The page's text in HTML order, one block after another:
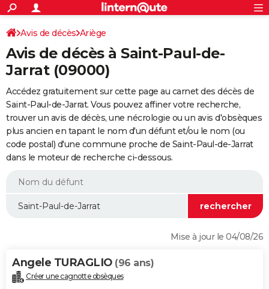
ACTUALITÉS
Politique
Société
Faits Divers
Education
Monde
Villes
+
SPORT
Coupe du monde 2026
Football
Tennis
Cyclisme
Rugby
Forum
FINANCE
Retraite
Impôts
Epargne
Immobilier
Risques naturels par ville
Banque
Assurance
Crédit
Essais
Réserver un essai
Citadines
Berlines
SUV
Forum auto
+
HIGH-TECH
Mobiles
Meilleur smartphone
Internet
Ordinateurs
Jeux vidéo
Guide high-tech
+
BRICOLAGE
Forum
Aménagement intérieur
Extérieur
Cuisine
Salle de bains
Jardinage
Rangement
WEEK-END
Guides de France
Escapades
Patrimoine
Expositions
Musées
Week-end nature
LIFESTYLE
Alimentation
Guide de la santé
Maladies
Médicaments
Sommeil
VOYAGE
Destinations
City break
Voyage nature
Voyage de noces
Forum
Climat
+PHOTO
Avis de décès Ariège
Avis de décès à Saint-Paul-de-
Jarrat (09000)
Accédez gratuitement sur cette page au carnet des décès de
Saint-Paul-de-Jarrat. Vous pouvez affiner votre recherche,
trouver un avis de décès, une nécrologie ou un avis d'obsèques
plus ancien en tapant le nom d'un défunt et/ou le nom (ou
code postal) d'une commune proche de Saint-Paul-de-Jarrat
dans le moteur de recherche ci-dessous.
Mise à jour le 04/08/26
Angele TURAGLIO (96 ans)
Créer une cagnotte obsèques